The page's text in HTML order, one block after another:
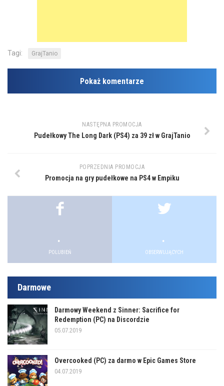
Tagi: GrajTanio
Pokaż komentarze
NASTĘPNA PROMOCJA
Pudełkowy The Long Dark (PS4) za 39 zł w GrajTanio
POPRZEDNIA PROMOCJA
Promocja na gry pudełkowe na PS4 w Empiku
.
POLUBIEŃ
.
OBSERWUJĄCYCH
Darmowe
Darmowy Weekend z Sinner: Sacrifice for
Redemption (PC) na Discordzie
05.07.2019
Overcooked (PC) za darmo w Epic Games Store
04.07.2019